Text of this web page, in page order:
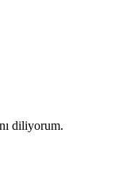
diliyorum.